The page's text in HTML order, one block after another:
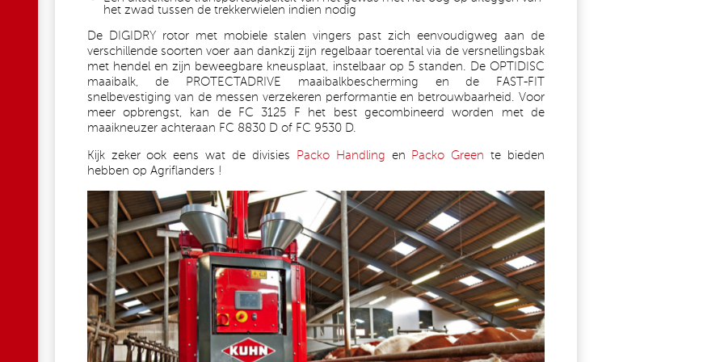
het zwad tussen de trekkerwielen indien nodig
De DIGIDRY rotor met mobiele stalen vingers past zich eenvoudigweg aan de
verschillende soorten voer aan dankzij zijn regelbaar toerental via de versnellingsbak
met hendel en zijn beweegbare kneusplaat, instelbaar op 5 standen. De OPTIDISC
maaibalk, de PROTECTADRIVE maaibalkbescherming en de FAST-FIT
snelbevestiging van de messen verzekeren performantie en betrouwbaarheid. Voor
meer opbrengst, kan de FC 3125 F het best gecombineerd worden met de
maaikneuzer achteraan FC 8830 D of FC 9530 D.
Kijk zeker ook eens wat de divisies Packo Handling (link is external)
en Packo Green (link is external)
te bieden
hebben op Agriflanders !
FOTO_2_TKS_BEDDING_ROBOT.JPG